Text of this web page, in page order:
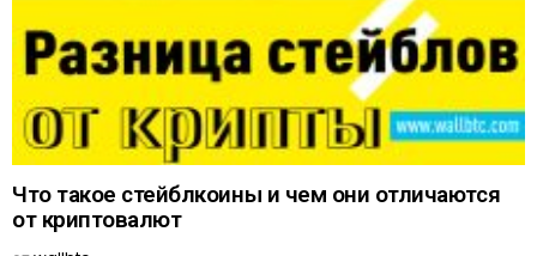
Что такое стейблкоины и чем они отличаются
от криптовалют